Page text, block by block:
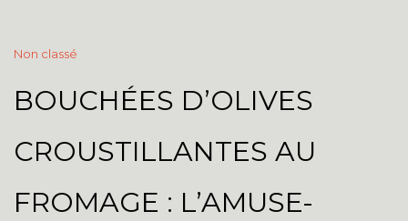
Non classé
BOUCHÉES D’OLIVES
CROUSTILLANTES AU
FROMAGE : L’AMUSE-